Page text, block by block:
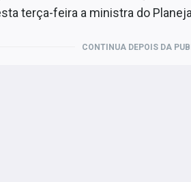
terça-feira a ministra do
CONTINUA DEPOIS DA